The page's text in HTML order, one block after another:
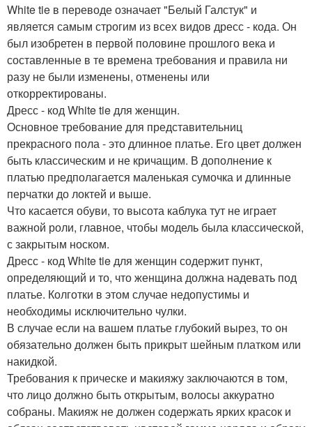
White tie в переводе означает "Белый Галстук" и
является самым строгим из всех видов дресс - кода. Он
был изобретен в первой половине прошлого века и
составленные в те времена требования и правила ни
разу не были изменены, отменены или
откорректированы.
Дресс - код White tie для женщин.
Основное требование для представительниц
прекрасного пола - это длинное платье. Его цвет должен
быть классическим и не кричащим. В дополнение к
платью предполагается маленькая сумочка и длинные
перчатки до локтей и выше.
Что касается обуви, то высота каблука тут не играет
важной роли, главное, чтобы модель была классической,
с закрытым носком.
Дресс - код White tie для женщин содержит пункт,
определяющий и то, что женщина должна надевать под
платье. Колготки в этом случае недопустимы и
необходимы исключительно чулки.
В случае если на вашем платье глубокий вырез, то он
обязательно должен быть прикрыт шейным платком или
накидкой.
Требования к прическе и макияжу заключаются в том,
что лицо должно быть открытым, волосы аккуратно
собраны. Макияж не должен содержать ярких красок и